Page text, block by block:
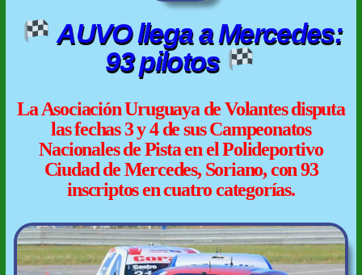
AUVO llega a Mercedes:
93 pilotos
La Asociación Uruguaya de Volantes disputa
las fechas 3 y 4 de sus Campeonatos
Nacionales de Pista en el Polideportivo
Ciudad de Mercedes, Soriano, con 93
inscriptos en cuatro categorías.